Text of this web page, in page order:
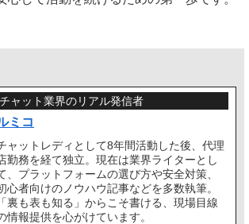
チャット業界のリアル発信者
ミコ
ャットレディとして8年間活動した後、代理
勤務を経て独立。現在は業界ライターとし
、プラットフォームの選び方や安全対策、
心者向けのノウハウ記事などを多数執筆。
「裏も表も知る」からこそ書ける、現場目線
情報提供を心がけています。